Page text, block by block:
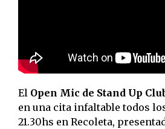
El Open Mic de Stand Up
en una cita infaltable todos
21.30hs en Recoleta,